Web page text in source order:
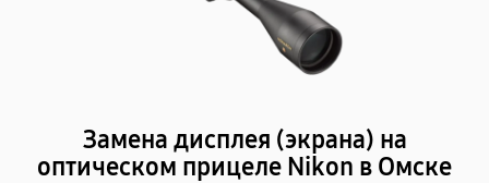
Замена дисплея (экрана) на
оптическом прицеле Nikon в Омске